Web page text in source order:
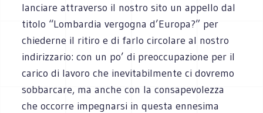
lanciare attraverso il nostro sito un appello dal
titolo “Lombardia vergogna d’Europa?” per
chiederne il ritiro e di farlo circolare al nostro
indirizzario: con un po’ di preoccupazione per il
carico di lavoro che inevitabilmente ci dovremo
sobbarcare, ma anche con la consapevolezza
che occorre impegnarsi in questa ennesima